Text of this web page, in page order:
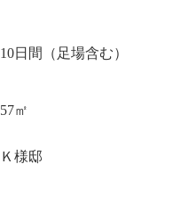
10日間（足場含む）
57㎡
Ｋ様邸